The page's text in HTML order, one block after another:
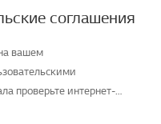
соглашения
вашем
проверьте интернет-